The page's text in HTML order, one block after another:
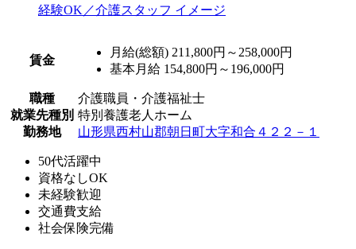
賃金
月給(総額) 211,800円～258,000円
基本月給 154,800円～196,000円
職種
介護職員・介護福祉士
就業先種別 特別養護老人ホーム
勤務地
山形県西村山郡朝日町大字和合４２２－１
50代活躍中
資格なしOK
未経験歓迎
交通費支給
社会保険完備